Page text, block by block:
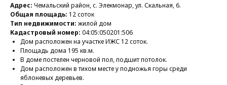
Адрес: Чемальский район, с. Элекмонар, ул. Скальная, 6.
Общая площадь: 12 соток
Тип недвижимости: жилой дом
Кадастровый номер: 04:05:050201:506
Дом расположен на участке ИЖС 12 соток.
Площадь дома 195 кв.м.
В доме постелен черновой пол, подшит потолок.
Дом расположен в тихом месте у подножья горы среди
яблоневых деревьев.